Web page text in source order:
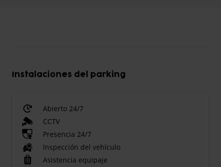
Instalaciones del parking
Abierto 24/7
CCTV
Presencia 24/7
Inspección del vehículo
Asistencia equipaje